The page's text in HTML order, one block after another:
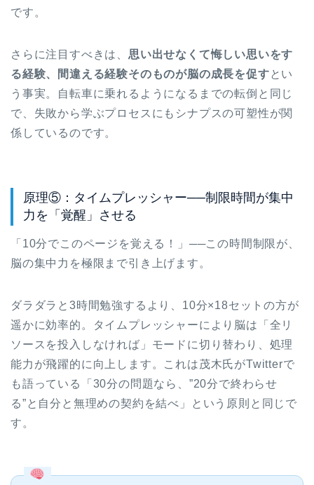
です。
さらに注目すべきは、 思い出せなくて悔しい思いをす
る経験、間違える経験そのものが脳の成長を促す とい
う事実。自転車に乗れるようになるまでの転倒と同じ
で、失敗から学ぶプロセスにもシナプスの可塑性が関
係しているのです。
原理⑤：タイムプレッシャー──制限時間が集中
力を「覚醒」させる
「10分でこのページを覚える！」──この時間制限が、
脳の集中力を極限まで引き上げます。
ダラダラと3時間勉強するより、10分×18セットの方が
遥かに効率的。タイムプレッシャーにより脳は「全リ
ソースを投入しなければ」モードに切り替わり、処理
能力が飛躍的に向上します。これは茂木氏がTwitterで
も語っている「30分の問題なら、”20分で終わらせ
る”と自分と無理めの契約を結べ」という原則と同じで
す。